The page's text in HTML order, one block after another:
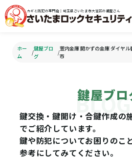
カギと防犯の専門店｜埼玉県さいたま市大宮区の鍵屋さん
ホー
ム
/
鍵屋ブロ
グ
/
萱内金庫 開かずの金庫 ダイヤ
市
鍵屋ブロ
鍵交換・鍵開け・合鍵作成の
でご紹介しています。
鍵や防犯についてお困りのこ
参考にしてみてください。